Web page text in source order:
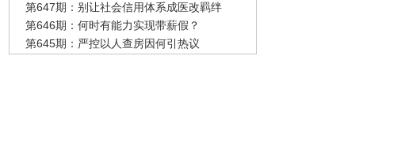
第647期：别让社会信用体系成医改羁绊
第646期：何时有能力实现带薪假？
第645期：严控以人查房因何引热议